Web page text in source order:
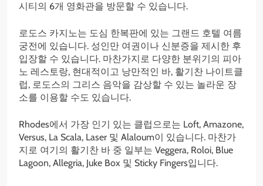
시티의 6개 영화관을 방문할 수 있습니다.
로도스 카지노는 도심 한복판에 있는 그랜드 호텔 여름
궁전에 있습니다. 성인만 여권이나 신분증을 제시한 후
입장할 수 있습니다. 마찬가지로 다양한 분위기의 피아
노 레스토랑, 현대적이고 낭만적인 바, 활기찬 나이트클
럽, 로도스의 그리스 음악을 감상할 수 있는 놀라운 장
소를 이용할 수도 있습니다.
Rhodes에서 가장 인기 있는 클럽으로는 Loft, Amazone,
Versus, La Scala, Laser 및 Alaloum이 있습니다. 마찬가
지로 여기의 활기찬 바 중 일부는 Veggera, Roloi, Blue
Lagoon, Allegria, Juke Box 및 Sticky Fingers입니다.